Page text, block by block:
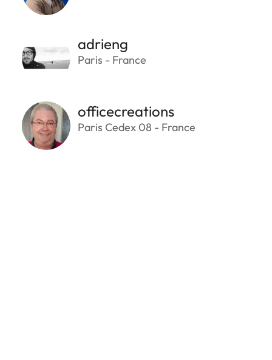
adrieng
Paris - France
officecreations
Paris Cedex 08 - France